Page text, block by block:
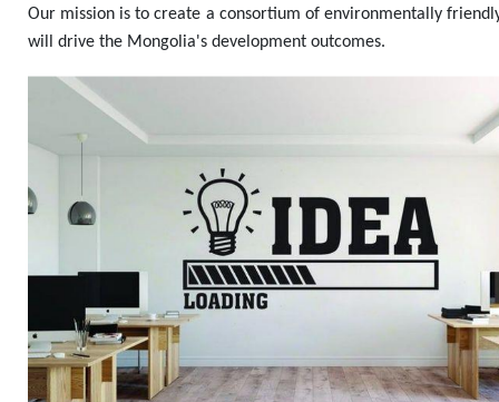
Our mission is to create a consortium of environmentally
will drive the Mongolia's development outcomes.